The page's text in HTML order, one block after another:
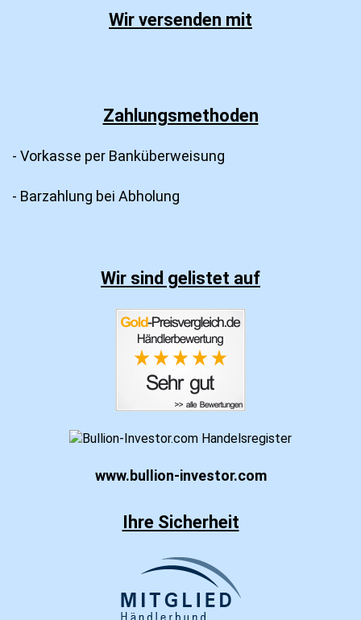
Wir versenden mit
Zahlungsmethoden
- Vorkasse per Banküberweisung
- Barzahlung bei Abholung
Wir sind gelistet auf
www.bullion-investor.com
Ihre Sicherheit